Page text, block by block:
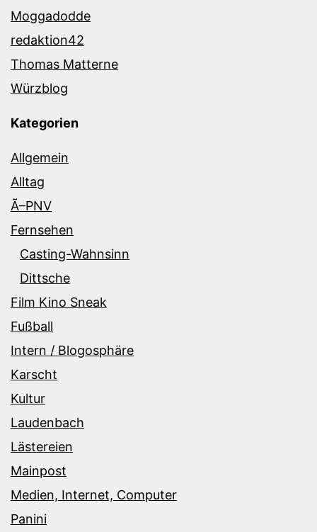
Moggadodde
redaktion42
Thomas Matterne
Würzblog
Kategorien
Allgemein
Alltag
Ã–PNV
Fernsehen
Casting-Wahnsinn
Dittsche
Film Kino Sneak
Fußball
Intern / Blogosphäre
Karscht
Kultur
Laudenbach
Lästereien
Mainpost
Medien, Internet, Computer
Panini